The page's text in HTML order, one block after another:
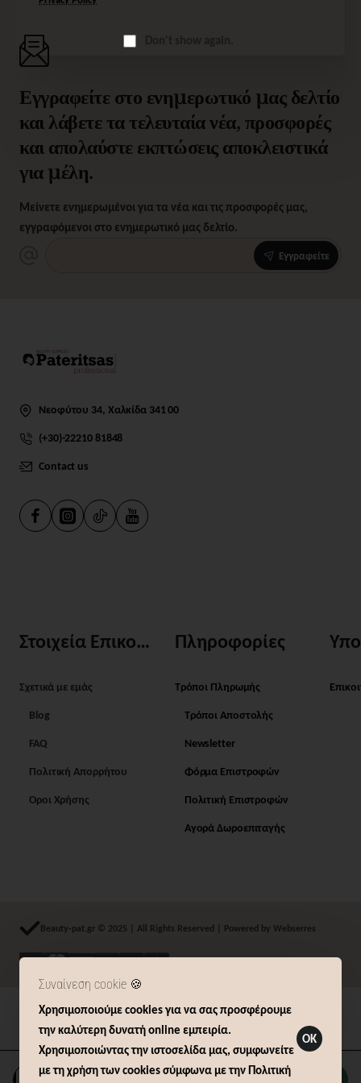
Συναίνεση cookie 🍪
Χρησιμοποιούμε cookies για να σας προσφέρουμε
την καλύτερη δυνατή online εμπειρία.
Χρησιμοποιώντας την ιστοσελίδα μας, συμφωνείτε
με τη χρήση των cookies σύμφωνα με την Πολιτική
OK
Καλάθι
Εγγραφείτε στο ενημερωτικό μας δελτίο
και λάβετε τα τελευταία νέα, προσφορές
και απολαύστε εκπτώσεις αποκλειστικά
για μέλη.
Μείνετε ενημερωμένοι για τα νέα και τις προσφορές μας,
εγγραφόμενοι στο ενημερωτικό μας δελτίο.
Εγγραφείτε
Νεοφύτου 34, Χαλκίδα 341 00
(+30)-22210 81848
Contact us
Στοιχεία Επικοινωνίας
Σχετικά με εμάς
Blog
FAQ
Πολιτική Απορρήτου
Όροι Χρήσης
Πληροφορίες
Τρόποι Πληρωμής
Τρόποι Αποστολής
Newsletter
Φόρμα Επιστροφών
Πολιτική Επιστροφών
Αγορά Δωροεπιταγής
Beauty-pat.gr © 2025 | All Rights Reserved | Powered by Webserres
Δήλωση Υπαναχώρησης (14 ημερών)